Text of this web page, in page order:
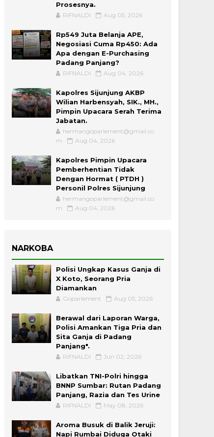
Prosesnya.
RIFNALDI Aug 05, 2026
Rp549 Juta Belanja APE,
Negosiasi Cuma Rp450: Ada
Apa dengan E-Purchasing
Padang Panjang?
RIFNALDI Aug 04, 2026
Kapolres Sijunjung AKBP
Wilian Harbensyah, SIK., MH.,
Pimpin Upacara Serah Terima
Jabatan.
hermangoparlement@gmail.co
m
Aug 04, 2026
Kapolres Pimpin Upacara
Pemberhentian Tidak
Dengan Hormat ( PTDH )
Personil Polres Sijunjung
hermangoparlement@gmail.co
m
Aug 04, 2026
NARKOBA
Polisi Ungkap Kasus Ganja di
X Koto, Seorang Pria
Diamankan
Goparlement Aug 05, 2026
Berawal dari Laporan Warga,
Polisi Amankan Tiga Pria dan
Sita Ganja di Padang
Panjang".
RIFNALDI Jun 02, 2026
Libatkan TNI-Polri hingga
BNNP Sumbar: Rutan Padang
Panjang, Razia dan Tes Urine
RIFNALDI May 08, 2026
Aroma Busuk di Balik Jeruji:
Napi Rumbai Diduga Otaki